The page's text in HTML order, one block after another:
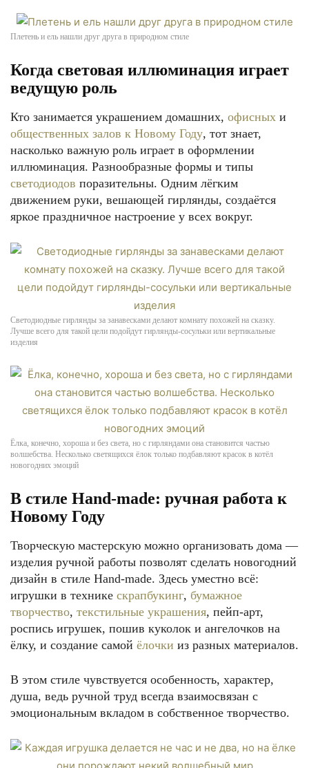
Плетень и ель нашли друг друга в природном стиле
Когда световая иллюминация играет
ведущую роль
Кто занимается украшением домашних, офисных и
общественных залов к Новому Году, тот знает,
насколько важную роль играет в оформлении
иллюминация. Разнообразные формы и типы
светодиодов поразительны. Одним лёгким
движением руки, вешающей гирлянды, создаётся
яркое праздничное настроение у всех вокруг.
Светодиодные гирлянды за занавесками делают комнату похожей на сказку.
Лучше всего для такой цели подойдут гирлянды-сосульки или вертикальные
изделия
Ёлка, конечно, хороша и без света, но с гирляндами она становится частью
волшебства. Несколько светящихся ёлок только подбавляют красок в котёл
новогодних эмоций
В стиле Hand-made: ручная работа к
Новому Году
Творческую мастерскую можно организовать дома —
изделия ручной работы позволят сделать новогодний
дизайн в стиле Hand-made. Здесь уместно всё:
игрушки в технике скрапбукинг, бумажное
творчество, текстильные украшения, пейп-арт,
роспись игрушек, пошив куколок и ангелочков на
ёлку, и создание самой ёлочки из разных материалов.
В этом стиле чувствуется особенность, характер,
душа, ведь ручной труд всегда взаимосвязан с
эмоциональным вкладом в собственное творчество.